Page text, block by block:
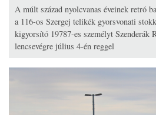
A múlt század nyolcvanas éveinek retró
a 116-os Szergej telikék gyorsvonati
kigyorsító 19787-es személyt Szenderák
lencsevégre július 4-én reggel